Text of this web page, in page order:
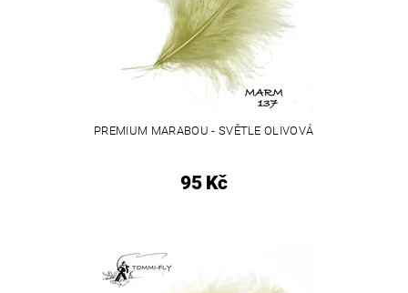
PREMIUM MARABOU - SVĚTLE OLIVOVÁ
95 Kč